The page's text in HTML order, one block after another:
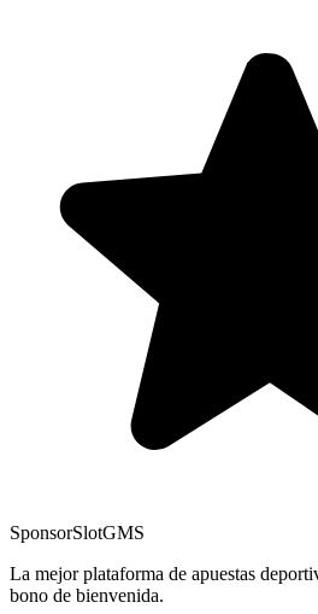
SponsorSlotGMS
La mejor plataforma de apuestas
bono de bienvenida.